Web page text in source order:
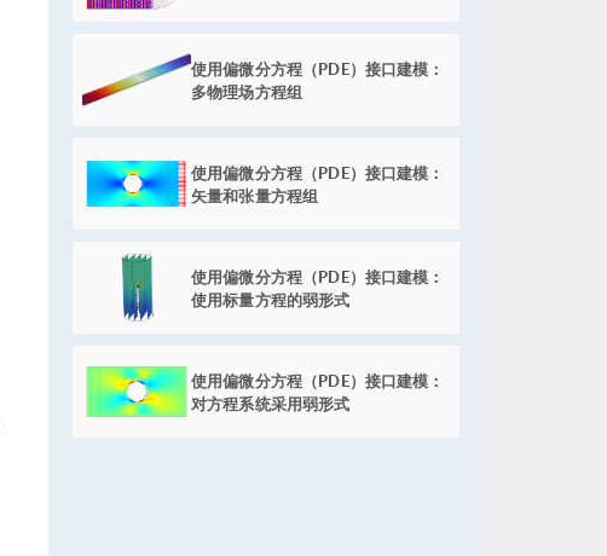
使用偏微分方程（PDE）接口建模：
多物理场方程组
使用偏微分方程（PDE）接口建模：
矢量和张量方程组
使用偏微分方程（PDE）接口建模：
使用标量方程的弱形式
使用偏微分方程（PDE）接口建模：
对方程系统采用弱形式